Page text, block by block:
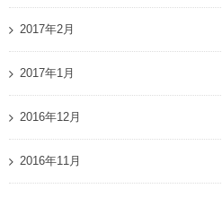
2017年2月
2017年1月
2016年12月
2016年11月